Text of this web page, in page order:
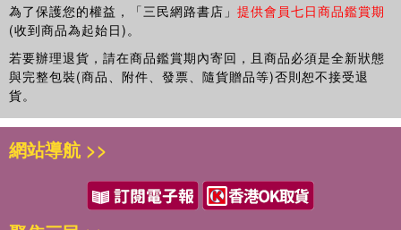
為了保護您的權益，「三民網路書店」 提供會員七日商品鑑賞期
(收到商品為起始日)。
若要辦理退貨，請在商品鑑賞期內寄回，且商品必須是全新狀態
與完整包裝(商品、附件、發票、隨貨贈品等)否則恕不接受退
貨。
網站導航 >>